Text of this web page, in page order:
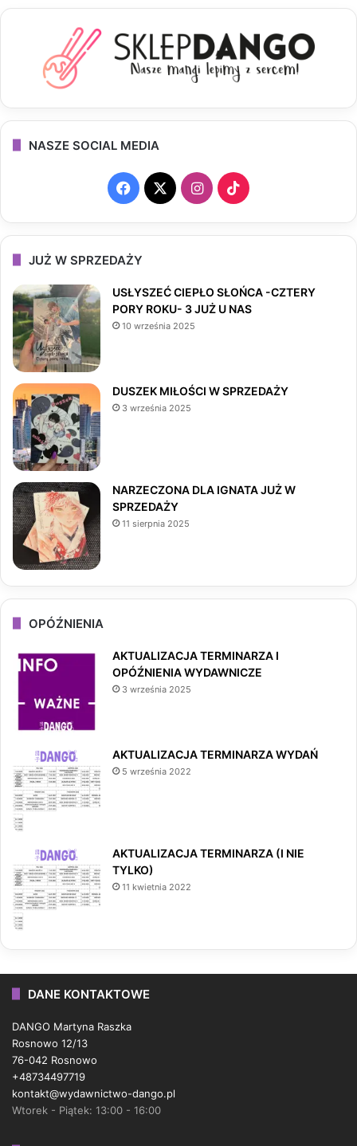
NASZE SOCIAL MEDIA
F
a
b
k
X
I
n
a
T
i
T
o
JUŻ W SPRZEDAŻY
USŁYSZEĆ CIEPŁO SŁOŃCA -CZTERY
PORY ROKU- 3 JUŻ U NAS
10 września 2025
DUSZEK MIŁOŚCI W SPRZEDAŻY
3 września 2025
NARZECZONA DLA IGNATA JUŻ W
SPRZEDAŻY
11 sierpnia 2025
OPÓŹNIENIA
AKTUALIZACJA TERMINARZA I
OPÓŹNIENIA WYDAWNICZE
3 września 2025
AKTUALIZACJA TERMINARZA WYDAŃ
5 września 2022
AKTUALIZACJA TERMINARZA (I NIE
TYLKO)
11 kwietnia 2022
DANE KONTAKTOWE
DANGO Martyna Raszka
Rosnowo 12/13
76-042 Rosnowo
+48734497719
kontakt@wydawnictwo-dango.pl
Wtorek - Piątek: 13:00 - 16:00